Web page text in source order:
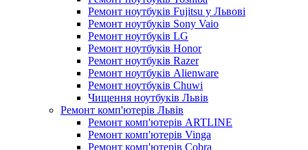
Ремонт ноутбуків Fujitsu у Львові
Ремонт ноутбуків Sony Vaio
Ремонт ноутбуків LG
Ремонт ноутбуків Honor
Ремонт ноутбуків Razer
Ремонт ноутбуків Alienware
Ремонт ноутбуків Chuwi
Чищення ноутбуків Львів
Ремонт комп'ютерів Львів
Ремонт комп'ютерів ARTLINE
Ремонт комп'ютерів Vinga
Ремонт комп'ютерів Cobra